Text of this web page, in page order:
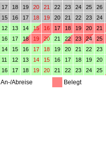
17 18 19 20 21 22 23 24 25 26
15 16 17 18 19 20 21 22 23 24
12 13 14 15 16 17 18 19 20 21
16 17 18 19 20 21 22 23 24 25
14 15 16 17 18 19 20 21 22 23
11 12 13 14 15 16 17 18 19 20
16 17 18 19 20 21 22 23 24 25
An-/Abreise Belegt